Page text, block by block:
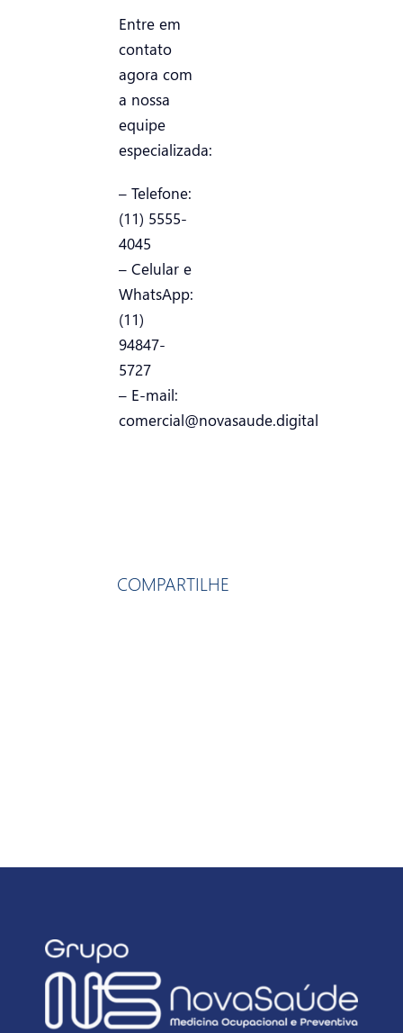
Entre em
contato
agora com
a nossa
equipe
especializada:
– Telefone:
(11) 5555-
4045
– Celular e
WhatsApp:
(11)
94847-
5727
– E-mail:
comercial@novasaude.digital
COMPARTILHE